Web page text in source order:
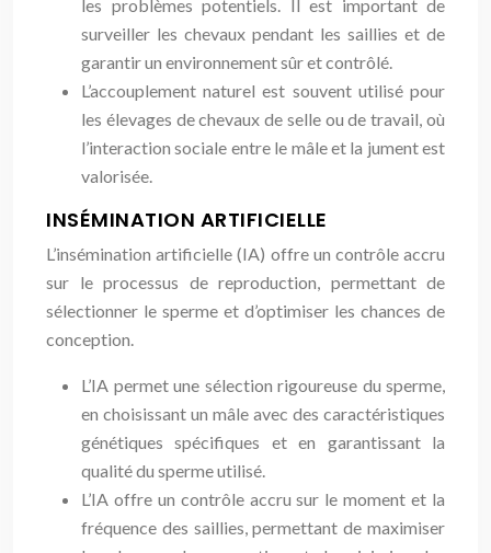
les problèmes potentiels. Il est important de
surveiller les chevaux pendant les saillies et de
garantir un environnement sûr et contrôlé.
L’accouplement naturel est souvent utilisé pour
les élevages de chevaux de selle ou de travail, où
l’interaction sociale entre le mâle et la jument est
valorisée.
INSÉMINATION ARTIFICIELLE
L’insémination artificielle (IA) offre un contrôle accru
sur le processus de reproduction, permettant de
sélectionner le sperme et d’optimiser les chances de
conception.
L’IA permet une sélection rigoureuse du sperme,
en choisissant un mâle avec des caractéristiques
génétiques spécifiques et en garantissant la
qualité du sperme utilisé.
L’IA offre un contrôle accru sur le moment et la
fréquence des saillies, permettant de maximiser